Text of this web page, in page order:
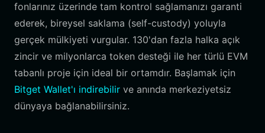
fonlarınız üzerinde tam kontrol sağlamanızı garanti
ederek, bireysel saklama (self-custody) yoluyla
gerçek mülkiyeti vurgular. 130'dan fazla halka açık
zincir ve milyonlarca token desteği ile her türlü EVM
tabanlı proje için ideal bir ortamdır. Başlamak için
Bitget Wallet'ı indirebilir ve anında merkeziyetsiz
dünyaya bağlanabilirsiniz.